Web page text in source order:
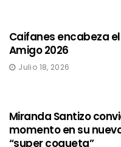
Caifanes encabeza
Amigo 2026
Julio 18, 2026
Miranda Santizo
momento en su
“super coqueta”